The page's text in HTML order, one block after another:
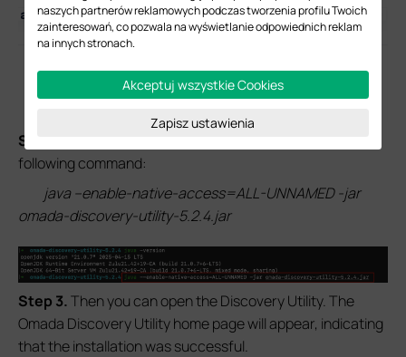
S
following command:
java --enable-native-access=ALL-UNNAMED -jar
omada-discovery-utility-5.2.4.jar
Step 3.Then you can open the Discovery Utility. The
Omada Discovery Utility home page will appear, indicating
that the installation was successful.
naszych partnerów reklamowych podczas tworzenia profilu Twoich
zainteresowań, co pozwala na wyświetlanie odpowiednich reklam
na innych stronach.
Akceptuj wszystkie Cookies
Zapisz ustawienia